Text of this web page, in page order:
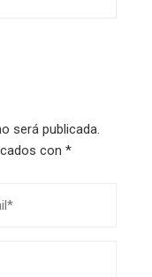
será publicada.
con *